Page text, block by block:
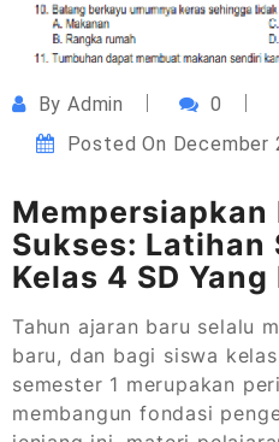
ByAdmin
0
Posted On December
Mempersiapkan
Sukses: Latihan
Kelas 4 SD
Tahun ajaran baru selalu
baru, dan bagi siswa
semester 1 merupakan
membangun fondasi